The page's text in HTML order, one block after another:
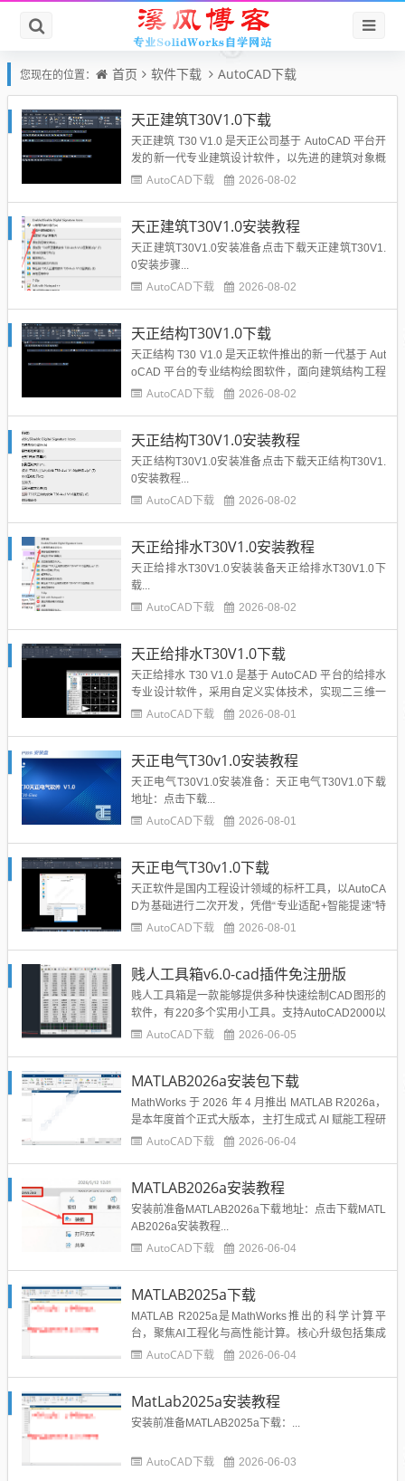
您现在的位置： 首页 软件下载 AutoCAD下载
天正建筑T30V1.0下载
天正建筑 T30 V1.0 是天正公司基于 AutoCAD 平台开
发的新一代专业建筑设计软件，以先进的建筑对象概
念服务于建筑施工图设计。软件集成智能轴网、参数
能，优化批量导出性能与图元重叠清理。采用多线程
加速...
AutoCAD下载 2026-08-02
天正建筑T30V1.0安装教程
天正建筑T30V1.0安装准备点击下载天正建筑T30V1.
0安装步骤...
AutoCAD下载 2026-08-02
天正结构T30V1.0下载
天正结构 T30 V1.0 是天正软件推出的新一代基于 Aut
oCAD 平台的专业结构绘图软件，面向建筑结构工程
师，遵循现行混凝土、抗震等国家规范。软件集成
支持二三维联动，优化批量编辑、配筋率校核、图纸
转存等...
AutoCAD下载 2026-08-02
天正结构T30V1.0安装教程
天正结构T30V1.0安装准备点击下载天正结构T30V1.
0安装教程...
AutoCAD下载 2026-08-02
天正给排水T30V1.0安装教程
天正给排水T30V1.0安装装备天正给排水T30V1.0下
载...
AutoCAD下载 2026-08-02
天正给排水T30V1.0下载
天正给排水 T30 V1.0 是基于 AutoCAD 平台的给排水
专业设计软件，采用自定义实体技术，实现二三维一
体化协同设计。软件覆盖室内给排水、消火栓、自动
系统图、自动水力计算、材料统计与图纸标注。支持
管线...
AutoCAD下载 2026-08-01
天正电气T30v1.0安装教程
天正电气T30V1.0安装准备：天正电气T30V1.0下载
地址：点击下载...
AutoCAD下载 2026-08-01
天正电气T30v1.0下载
天正软件是国内工程设计领域的标杆工具，以AutoCA
D为基础进行二次开发，凭借“专业适配+智能提速”特
性，成为建筑师、电气工程师的必备利器。本文分享
版软件。...
AutoCAD下载 2026-08-01
贱人工具箱v6.0-cad插件免注册版
贱人工具箱是一款能够提供多种快速绘制CAD图形的
软件，有220多个实用小工具。支持AutoCAD2000以
上所有版本，无需安装，加载即可使用，绿色软件，
AutoCAD下载 2026-06-05
MATLAB2026a安装包下载
MathWorks 于 2026 年 4 月推出 MATLAB R2026a，
是本年度首个正式大版本，主打生成式 AI 赋能工程研
发。版本新增 Simulink、Polyspace 两款 AI Copilot
AutoCAD下载 2026-06-04
MATLAB2026a安装教程
安装前准备MATLAB2026a下载地址：点击下载MATL
AB2026a安装教程...
AutoCAD下载 2026-06-04
MATLAB2025a下载
MATLAB R2025a是MathWorks推出的科学计算平
台，聚焦AI工程化与高性能计算。核心升级包括集成
生成式AI助手Copilot，支持自然语言代码生成；重构
平台，为科研与工程提供一站式智能开发体验...
AutoCAD下载 2026-06-04
MatLab2025a安装教程
安装前准备MATLAB2025a下载：...
AutoCAD下载 2026-06-03